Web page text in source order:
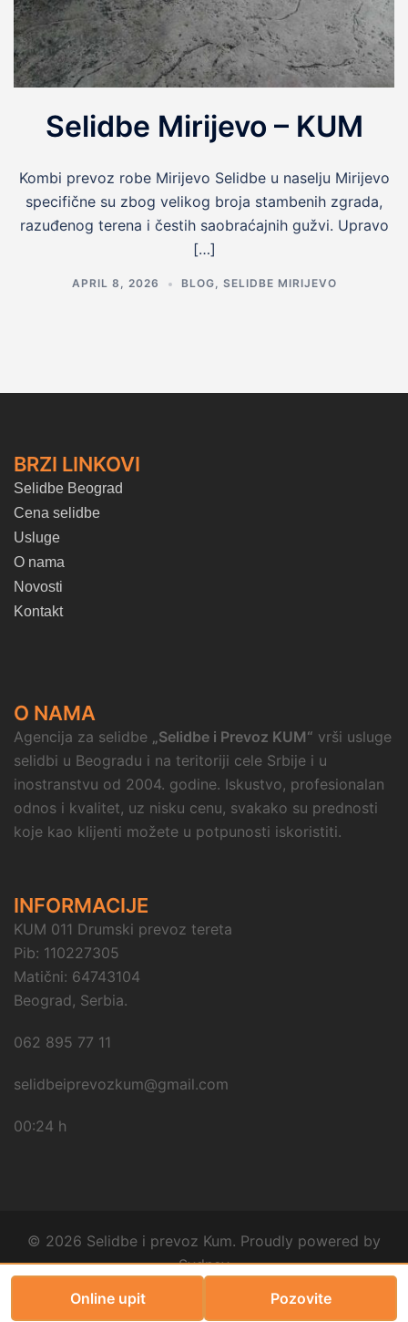
Online upit Pozovite
Selidbe Mirijevo – KUM
Kombi prevoz robe Mirijevo Selidbe u naselju Mirijevo
specifične su zbog velikog broja stambenih zgrada,
razuđenog terena i čestih saobraćajnih gužvi. Upravo
[…]
APRIL 8, 2026 BLOG, SELIDBE MIRIJEVO
BRZI LINKOVI
Selidbe Beograd
Cena selidbe
Usluge
O nama
Novosti
Kontakt
O NAMA
Agencija za selidbe „Selidbe i Prevoz KUM“ vrši usluge
selidbi u Beogradu i na teritoriji cele Srbije i u
inostranstvu od 2004. godine. Iskustvo, profesionalan
odnos i kvalitet, uz nisku cenu, svakako su prednosti
koje kao klijenti možete u potpunosti iskoristiti.
INFORMACIJE
KUM 011 Drumski prevoz tereta
Pib: 110227305
Matični: 64743104
Beograd, Serbia.
062 895 77 11
selidbeiprevozkum@gmail.com
00:24 h
© 2026 Selidbe i prevoz Kum. Proudly powered by
Sydney